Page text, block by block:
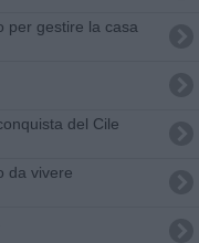
per gestire la casa
del Cile
da vivere